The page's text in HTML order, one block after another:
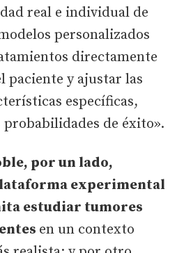
real e individual de
personalizados
directamente
paciente y ajustar las
específicas,
de éxito».
por un lado,
experimental
estudiar tumores
en un contexto